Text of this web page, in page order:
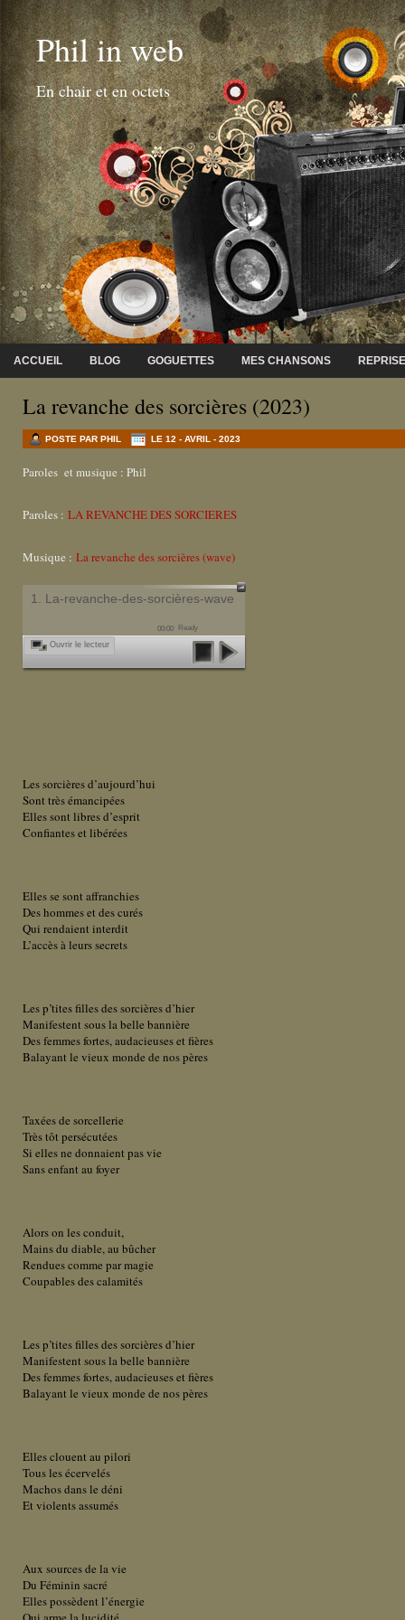
Phil in web
En chair et en octets
ACCUEIL BLOG GOGUETTES MES CHANSONS
La revanche des sorcières (2023)
POSTE PAR PHIL LE 12 - AVRIL - 2023
Paroles et musique : Phil
Paroles : LA REVANCHE DES SORCIERES
Musique : La revanche des sorcières (wave)
1. La-revanche-des-sorcières-wave
00:00 Ready
Ouvrir le lecteur
Les sorcières d’aujourd’hui
Sont très émancipées
Elles sont libres d’esprit
Confiantes et libérées
Elles se sont affranchies
Des hommes et des curés
Qui rendaient interdit
L’accès à leurs secrets
Les p’tites filles des sorcières d’hier
Manifestent sous la belle bannière
Des femmes fortes, audacieuses et fières
Balayant le vieux monde de nos pères
Taxées de sorcellerie
Très tôt persécutées
Si elles ne donnaient pas vie
Sans enfant au foyer
Alors on les conduit,
Mains du diable, au bûcher
Rendues comme par magie
Coupables des calamités
Les p’tites filles des sorcières d’hier
Manifestent sous la belle bannière
Des femmes fortes, audacieuses et fières
Balayant le vieux monde de nos pères
Elles clouent au pilori
Tous les écervelés
Machos dans le déni
Et violents assumés
Aux sources de la vie
Du Féminin sacré
Elles possèdent l’énergie